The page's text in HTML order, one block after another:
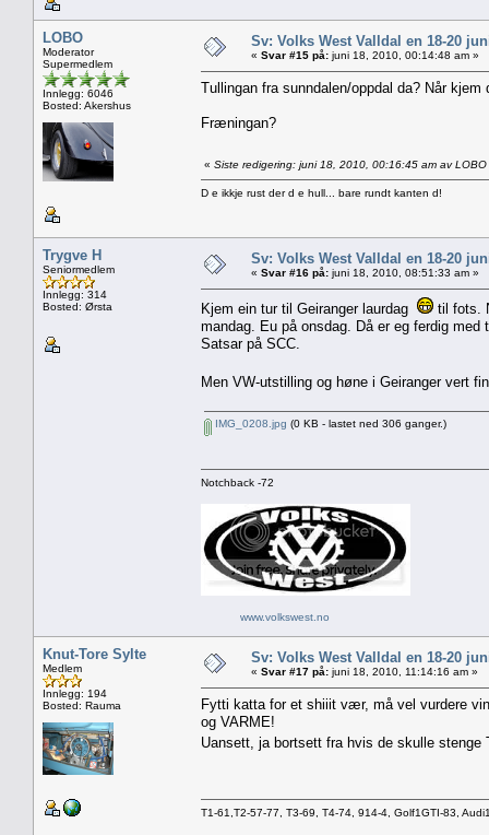
LOBO
Moderator
Supermedlem
Innlegg: 6046
Bosted: Akershus
Sv: Volks West Valldal en 18-20
« Svar #15 på: juni 18, 2010, 00:14:48 am »
Tullingan fra sunndalen/oppdal da? Når kjem
Fræningan?
« Siste redigering: juni 18, 2010, 00:16:45 am av LOBO
D e ikkje rust der d e hull... bare rundt kanten d!
Trygve H
Seniormedlem
Innlegg: 314
Bosted: Ørsta
Sv: Volks West Valldal en 18-20
« Svar #16 på: juni 18, 2010, 08:51:33 am »
Kjem ein tur til Geiranger laurdag
til fots.
mandag. Eu på onsdag. Då er eg ferdig med
Satsar på SCC.
Men VW-utstilling og høne i Geiranger vert
IMG_0208.jpg (0 KB - lastet ned 306 ganger.)
Notchback -72
www.volkswest.no
Knut-Tore Sylte
Medlem
Innlegg: 194
Bosted: Rauma
Sv: Volks West Valldal en 18-20
« Svar #17 på: juni 18, 2010, 11:14:16 am »
Fytti katta for et shiiit vær, må vel vurdere
og VARME!
Uansett, ja bortsett fra hvis de skulle
T1-61,T2-57-77, T3-69, T4-74, 914-4, Golf1GTI-83,